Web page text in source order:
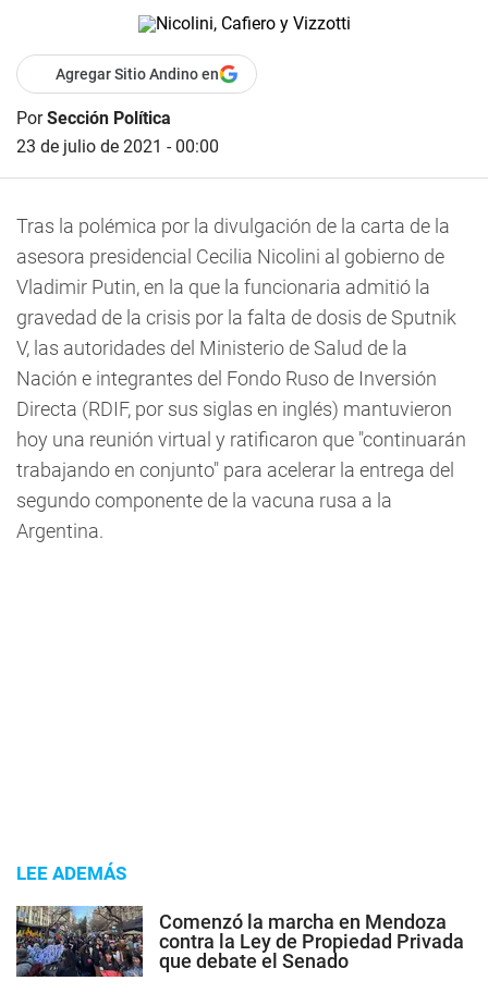
Agregar Sitio Andino en
PorSección Política
23 de julio de 2021 - 00:00
Tras la polémica por la divulgación de la carta de la
asesora presidencial Cecilia Nicolini al gobierno de
Vladimir Putin, en la que la funcionaria admitió la
gravedad de la crisis por la falta de dosis de Sputnik
V, las autoridades del Ministerio de Salud de la
Nación e integrantes del Fondo Ruso de Inversión
Directa (RDIF, por sus siglas en inglés) mantuvieron
hoy una reunión virtual y ratificaron que "continuarán
trabajando en conjunto" para acelerar la entrega del
segundo componente de la vacuna rusa a la
Argentina.
LEE ADEMÁS
Comenzó la marcha en Mendoza
contra la Ley de Propiedad Privada
que debate el Senado